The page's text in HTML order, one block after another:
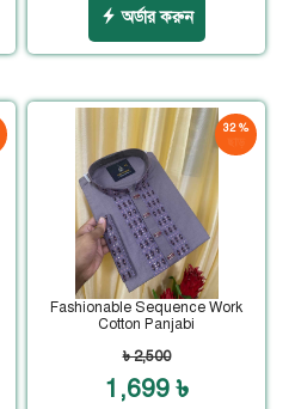
অর্ডার করুন
32 %
Fashionable Sequence Work
Cotton Panjabi
৳ 2,500
1,699 ৳